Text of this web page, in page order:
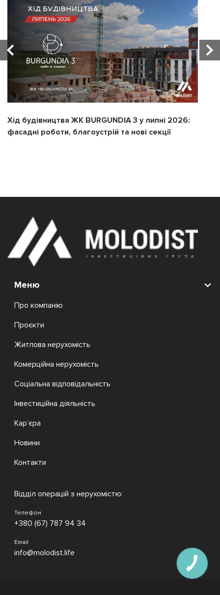
Хід будівництва ЖК BURGUNDIA 3 у липні 2026:
фасадні роботи, благоустрій та нові секції
Меню
Про компанію
Проєкти
Житлова нерухомість
Комерційна нерухомість
Соціальна відповідальність
Інвестиційна діяльність
Кар’єра
Новини
Контакти
Відділ операцій з нерухомістю:
Телефон
+380 (67) 787 94 34
Email
info@molodist.life
КНОПКА
ЗВ'ЯЗКУ